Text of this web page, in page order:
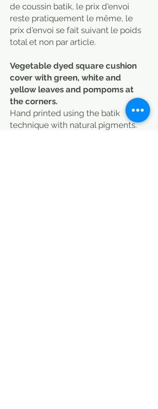
de coussin batik, le prix d'envoi
reste pratiquement le même, le
prix d'envoi se fait suivant le poids
total et non par article.
Vegetable dyed square cushion
cover with green, white and
yellow leaves and pompoms at
the corners.
Hand printed using the batik
technique with natural pigments.